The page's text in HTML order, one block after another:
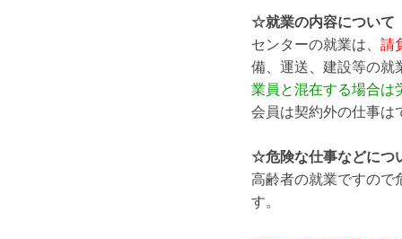
☆就業の内容について
センターの就業は、 請
備、運送、建設等の就
業員と混在する場合は
会員は契約外の仕事は
☆危険な仕事などにつ
高齢者の就業ですので
す。